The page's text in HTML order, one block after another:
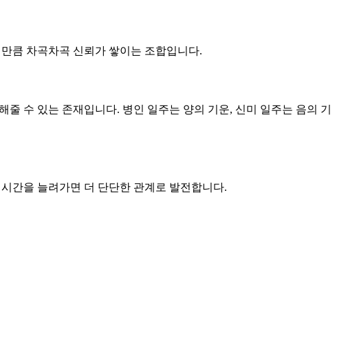
큼 차곡차곡 신뢰가 쌓이는 조합입니다.
수 있는 존재입니다. 병인 일주는 양의 기운, 신미 일주는 음의 기
간을 늘려가면 더 단단한 관계로 발전합니다.